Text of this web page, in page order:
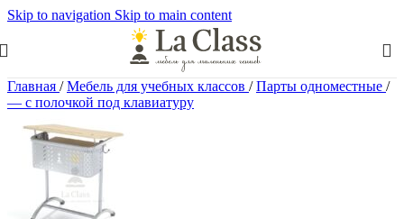
Skip to navigation Skip to main content
Главная / Мебель для учебных классов / Парты одноместные /
— c полочкой под клавиатуру